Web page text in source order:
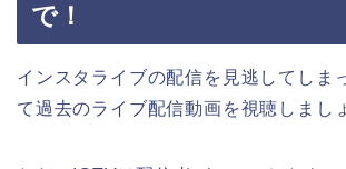
で！
インスタライブの配信を見逃してしま
て過去のライブ配信動画を視聴しまし